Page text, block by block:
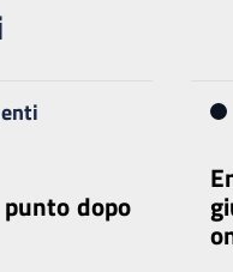
dopo